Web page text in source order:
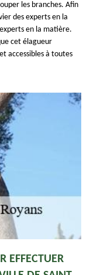
les branches. Afin
des experts en la
en la matière.
cet élagueur
accessibles à toutes
EFFECTUER